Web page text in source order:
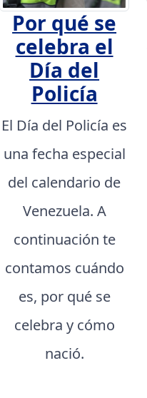
Por qué se
celebra el
Día del
Policía
El Día del Policía es
una fecha especial
del calendario de
Venezuela. A
continuación te
contamos cuándo
es, por qué se
celebra y cómo
nació.